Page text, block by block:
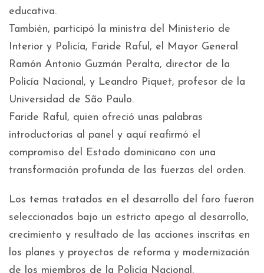
educativa.
También, participó la ministra del Ministerio de
Interior y Policía, Faride Raful, el Mayor General
Ramón Antonio Guzmán Peralta, director de la
Policía Nacional, y Leandro Piquet, profesor de la
Universidad de São Paulo.
Faride Raful, quien ofreció unas palabras
introductorias al panel y aquí reafirmó el
compromiso del Estado dominicano con una
transformación profunda de las fuerzas del orden.
Los temas tratados en el desarrollo del foro fueron
seleccionados bajo un estricto apego al desarrollo,
crecimiento y resultado de las acciones inscritas en
los planes y proyectos de reforma y modernización
de los miembros de la Policía Nacional.